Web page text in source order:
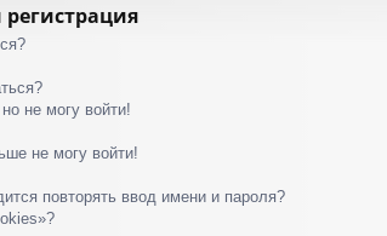
не могу войти!
не могу войти!
повторять ввод имени и пароля?